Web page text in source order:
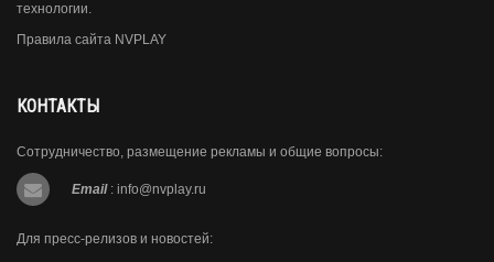
технологии.
Правила сайта NVPLAY
КОНТАКТЫ
Сотрудничество, размещение рекламы и общие вопросы:
Email : info@nvplay.ru
Для пресс-релизов и новостей: